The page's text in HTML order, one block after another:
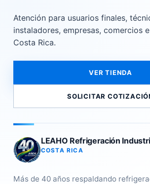
Atención para usuarios finales,
instaladores, empresas, comercios
Costa Rica.
VER TIENDA
SOLICITAR
LEAHO Refrigeración
COSTA RICA
Más de 40 años respaldando